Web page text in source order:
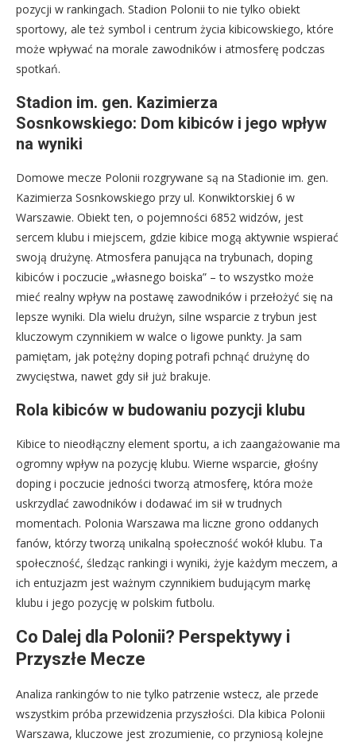
pozycji w rankingach. Stadion Polonii to nie tylko obiekt
sportowy, ale też symbol i centrum życia kibicowskiego, które
może wpływać na morale zawodników i atmosferę podczas
spotkań.
Stadion im. gen. Kazimierza
Sosnkowskiego: Dom kibiców i jego wpływ
na wyniki
Domowe mecze Polonii rozgrywane są na Stadionie im. gen.
Kazimierza Sosnkowskiego przy ul. Konwiktorskiej 6 w
Warszawie. Obiekt ten, o pojemności 6852 widzów, jest
sercem klubu i miejscem, gdzie kibice mogą aktywnie wspierać
swoją drużynę. Atmosfera panująca na trybunach, doping
kibiców i poczucie „własnego boiska” – to wszystko może
mieć realny wpływ na postawę zawodników i przełożyć się na
lepsze wyniki. Dla wielu drużyn, silne wsparcie z trybun jest
kluczowym czynnikiem w walce o ligowe punkty. Ja sam
pamiętam, jak potężny doping potrafi pchnąć drużynę do
zwycięstwa, nawet gdy sił już brakuje.
Rola kibiców w budowaniu pozycji klubu
Kibice to nieodłączny element sportu, a ich zaangażowanie ma
ogromny wpływ na pozycję klubu. Wierne wsparcie, głośny
doping i poczucie jedności tworzą atmosferę, która może
uskrzydlać zawodników i dodawać im sił w trudnych
momentach. Polonia Warszawa ma liczne grono oddanych
fanów, którzy tworzą unikalną społeczność wokół klubu. Ta
społeczność, śledząc rankingi i wyniki, żyje każdym meczem, a
ich entuzjazm jest ważnym czynnikiem budującym markę
klubu i jego pozycję w polskim futbolu.
Co Dalej dla Polonii? Perspektywy i
Przyszłe Mecze
Analiza rankingów to nie tylko patrzenie wstecz, ale przede
wszystkim próba przewidzenia przyszłości. Dla kibica Polonii
Warszawa, kluczowe jest zrozumienie, co przyniosą kolejne